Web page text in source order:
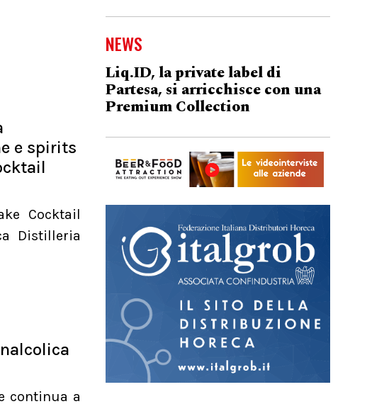
e spirits
Cocktail
Distilleria
continua a
NEWS
Liq.ID, la private label di
Partesa, si arricchisce con una
Premium Collection